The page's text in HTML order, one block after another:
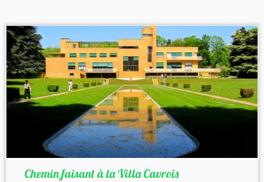
Chemin faisant à la Villa Cavrois